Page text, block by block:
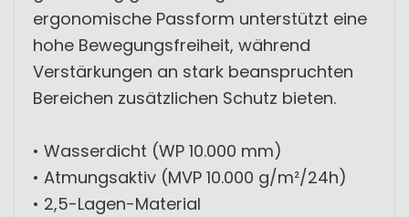
ergonomische Passform unterstützt eine
hohe Bewegungsfreiheit, während
Verstärkungen an stark beanspruchten
Bereichen zusätzlichen Schutz bieten.
• Wasserdicht (WP 10.000 mm)
• Atmungsaktiv (MVP 10.000 g/m²/24h)
• 2,5-Lagen-Material